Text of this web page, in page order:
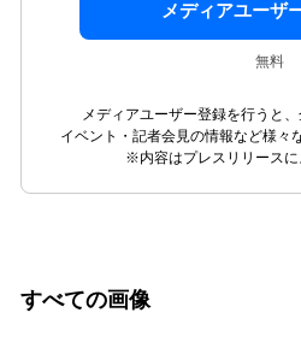
メディアユーザ
無料
メディアユーザー登録を行うと、
イベント・記者会見の情報など様々
※内容はプレスリリースに
すべての画像